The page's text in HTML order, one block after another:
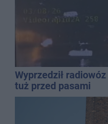
Wyprzedził
tuż przed pasami